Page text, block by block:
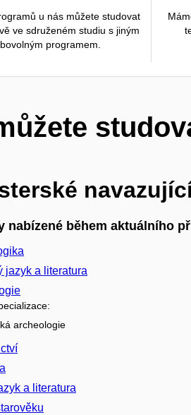
u nás můžete studovat
ve sdruženém studiu s jiným
programem.
nabízené během aktuálního
jazyk a literatura
archeologie
a literatura